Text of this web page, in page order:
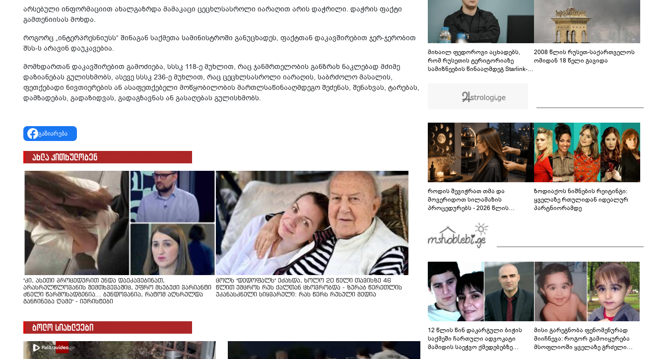
00:20
პორნოგრაფიული იერსახე და
შეურაცხმყოფელ ტექსტებთან ერთად
გაავრცელა - შსს ბრალდებულის დაკავების
კადრებს აქვეყნებს
ნიკა მელიას სასამართლოს უპატივცემლობის
ფაქტზე 1 წლით და 6 თვით თავისუფლების
აღკვეთა მიესაჯა
არსებული ინფორმაციით ახალგაზრდა მამაკაცი ცეცხლსასროლი იარაღით არის დაჭრილი. დაჭრის ფაქტი
გამთენიისას მოხდა.
როგორც „ინტერპრესნიუსს“ შინაგან საქმეთა სამინისტროში განუცხადეს, ფაქტთან დაკავშირებით ჯერ-ჯერობით
შსს-ს არავინ დაუკავებია.
მომხდართან დაკავშირებით გამოძიება, სსსკ 118-ე მუხლით, რაც ჯანმრთელობის განზრახ ნაკლებად მძიმე
დაზიანებას გულისხმობს, ასევე სსსკ 236-ე მუხლით, რაც ცეცხლსასროლი იარაღის, საბრძოლო მასალის,
ფეთქებადი ნივთიერების ან ასაფეთქებელი მოწყობილობის მართლსაწინააღმდეგო შეძენას, შენახვას, ტარებას,
დამზადებას, გადაზიდვას, გადაგზავნას ან გასაღებას გულისხმობს.
გაზიარება
ახლა კითხულობენ
"კი, ასეთი პროცედურით უნდა დაეკავებინათ,
არასრულწლოვანის შემთხვევაშიც, უფრო მსუბუქი ვარიანტი
ძნელი წარმოსადგენია... ბუნდოვანია, რატომ აღსრულდა
განჩინება ღამე" - იურისტები
ცოლს "დედოფალს" ეძახდა, ხოლო 20 წელი თავისზე 46
წლით უმცროს რუს ქალთან ცხოვრობდა - ზურაბ წერეთლის
უკანასკნელი სიყვარული: რას წერს რუსული მედია
ბოლო სიახლეები
მიხაილ ფედოროვი აცხადებს,
რომ რუსეთის ტერიტორიაზე
სამიზნეების წინააღმდეგ Starlink-
2008 წლის რუსეთ-საქართველოს
ომიდან 18 წელი გავიდა
როდის შევიჭრათ თმა და
მოვერიდოთ სილამაზის
პროცედურებს - 2026 წლის
გზამკვლევი
ზოდიაქოს ნიშნების რეიტინგი:
ყველაზე რთულიდან იდეალურ
პარტნიორამდე
12 წლის წინ დაკარგული ბიჭის
საქმეში ჩართული ადვოკატი
მამიდის საეჭვო ქმედებებზე
მისი გარეგნობა ფენომენურად
მიიჩნევა: როგორ გამოიყურება
მსოფლიოში ყველაზე გრძელი